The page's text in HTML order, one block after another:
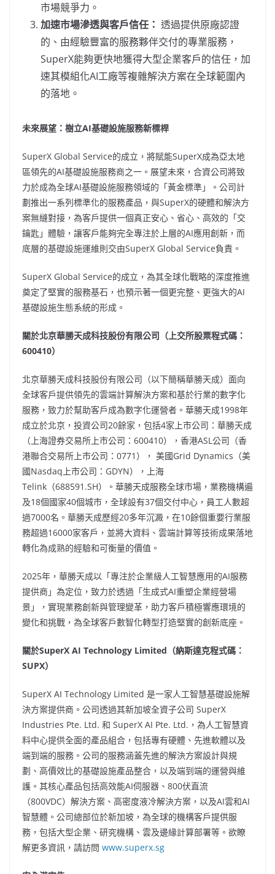
市場競爭力。
加速市場滲透與客戶信任： 透過提供原廠認證
的、由經驗豐富的服務夥伴交付的專業服務，
SuperX能夠更快地獲得大型企業客戶的信任，加
速其模組化AI工廠等複雜解決方案在全球範圍內
的落地。
未來展望：樹立AI基礎設施服務新標桿
SuperX Global Service的成立，將賦能SuperX成為亞太地
區領先的AI基礎設施服務商之一。展望未來，合資公司將致
力於成為全球AI基礎設施服務領域的「黃金標準」。公司計
劃推出一系列標準化的服務產品，與SuperX的硬體和解決方
案無縫對接，為客戶提供一個真正安心、省心、高效的「交
鑰匙」體驗，讓客戶能夠完全專注於上層的AI應用創新，而
底層的基礎設施運維則交由SuperX Global Service負責。
SuperX Global Service的成立，為其全球化戰略的深度推進
奠定了堅實的服務基石，也預示著一個更完整、更強大的AI
基礎設施生態系統的形成。
關於北京華勝天成科技股份有限公司（上交所股票程式碼：
600410）
北京華勝天成科技股份有限公司（以下簡稱華勝天成）面向
全球客戶提供領先的雲端計算解決方案和基於行業的數字化
服務，致力於幫助客戶成為數字化運營者。華勝天成1998年
成立於北京，投資公司20餘家，包括4家上市公司：華勝天成
（上海證券交易所上市公司：600410），香港ASL公司（香
港聯合交易所上市公司：0771）， 美國Grid Dynamics（美
國Nasdaq上市公司：GDYN），上海
Telink（688591.SH）。華勝天成服務全球市場，業務機構遍
及18個國家40個城市，全球設有37個交付中心，員工人數超
過7000名。華勝天成歷經20多年沉澱，在10餘個重要行業服
務超過16000家客戶，並將大資料、雲端計算等技術成果落地
轉化為成熟的經驗和可衡量的價值。
2025年，華勝天成以「專注於企業級人工智慧應用的AI服務
提供商」為定位，致力於透過「生成式AI重塑企業經營場
景」，實現業務創新與管理變革，助力客戶積極響應環境的
變化和挑戰，為全球客戶數智化轉型打造堅實的創新底座。
關於SuperX AI Technology Limited（納斯達克程式碼：
SUPX）
SuperX AI Technology Limited 是一家人工智慧基礎設施解
決方案提供商。公司透過其新加坡全資子公司 SuperX
Industries Pte. Ltd. 和 SuperX AI Pte. Ltd.，為人工智慧資
料中心提供全面的產品組合，包括專有硬體、先進軟體以及
端到端的服務。公司的服務涵蓋先進的解決方案設計與規
劃、高價效比的基礎設施產品整合，以及端到端的運營與維
護。其核心產品包括高效能AI伺服器、800伏直流
（800VDC）解決方案、高密度液冷解決方案，以及AI雲和AI
智慧體。公司總部位於新加坡，為全球的機構客戶提供服
務，包括大型企業、研究機構、雲及邊緣計算部署等。欲瞭
解更多資訊，請訪問 www.superx.sg